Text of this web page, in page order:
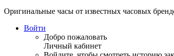
Оригинальные часы от известных часовых
Войти
Добро пожаловать
Личный кабинет